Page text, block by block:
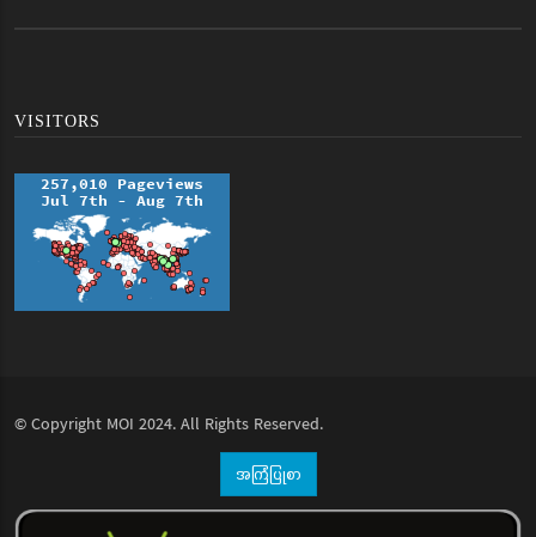
VISITORS
© Copyright MOI 2024. All Rights Reserved.
အကြံပြုစာ